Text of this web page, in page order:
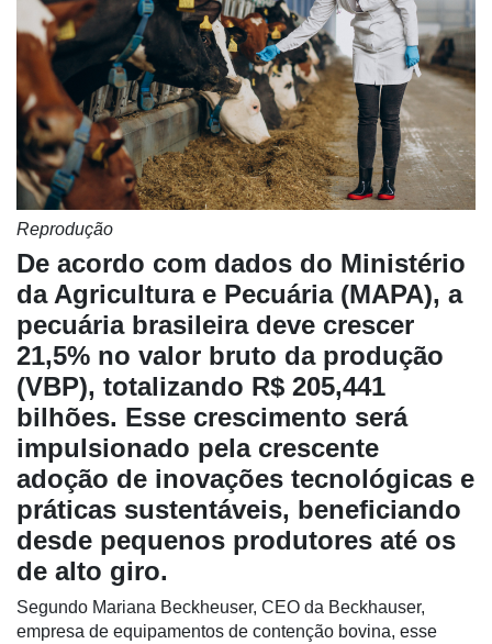
Cadastre-
se
Minha
conta
Notícias
Destaque
Mercado
Reprodução
De acordo com dados do Ministério
da Agricultura e Pecuária (MAPA), a
pecuária brasileira deve crescer
21,5% no valor bruto da produção
(VBP), totalizando R$ 205,441
bilhões. Esse crescimento será
impulsionado pela crescente
adoção de inovações tecnológicas e
práticas sustentáveis, beneficiando
desde pequenos produtores até os
de alto giro.
Segundo Mariana Beckheuser, CEO da Beckhauser,
empresa de equipamentos de contenção bovina, esse